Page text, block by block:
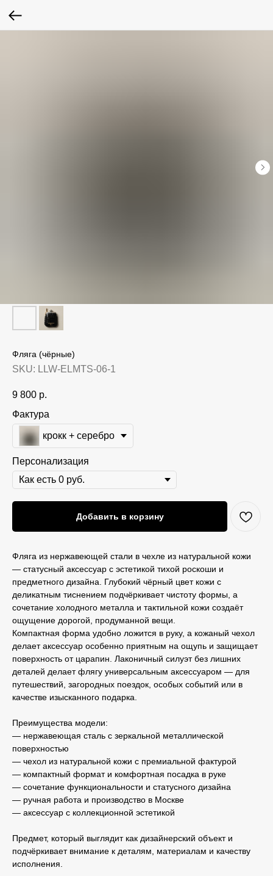
Фляга (чёрные)
SKU: LLW-ELMTS-06-1
9 800 р.
Фактура
крокк + серебро
Персонализация
Добавить в корзину
Фляга из нержавеющей стали в чехле из натуральной кожи
— статусный аксессуар с эстетикой тихой роскоши и
предметного дизайна. Глубокий чёрный цвет кожи с
деликатным тиснением подчёркивает чистоту формы, а
сочетание холодного металла и тактильной кожи создаёт
ощущение дорогой, продуманной вещи.
Компактная форма удобно ложится в руку, а кожаный чехол
делает аксессуар особенно приятным на ощупь и защищает
поверхность от царапин. Лаконичный силуэт без лишних
деталей делает флягу универсальным аксессуаром — для
путешествий, загородных поездок, особых событий или в
качестве изысканного подарка.
Преимущества модели:
— нержавеющая сталь с зеркальной металлической
поверхностью
— чехол из натуральной кожи с премиальной фактурой
— компактный формат и комфортная посадка в руке
— сочетание функциональности и статусного дизайна
— ручная работа и производство в Москве
— аксессуар с коллекционной эстетикой
Предмет, который выглядит как дизайнерский объект и
подчёркивает внимание к деталям, материалам и качеству
исполнения.